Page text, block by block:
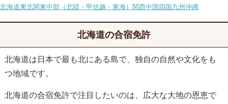
北海道東北関東中部（北陸・甲信越・東海） 関西中国 四国 九州 沖縄
北海道の合宿免許
北海道は日本で最も北にある島で、独自の自然や文化をも
つ地域です。
北海道の合宿免許で注目したいのは、広大な大地の恩恵で